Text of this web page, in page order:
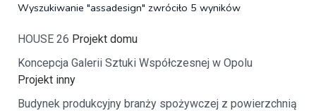
Wyszukiwanie "assadesign" zwróciło 5 wyników
HOUSE 26 Projekt domu
Koncepcja Galerii Sztuki Współczesnej w Opolu
Projekt inny
Budynek produkcyjny branży spożywczej z powierzchnią